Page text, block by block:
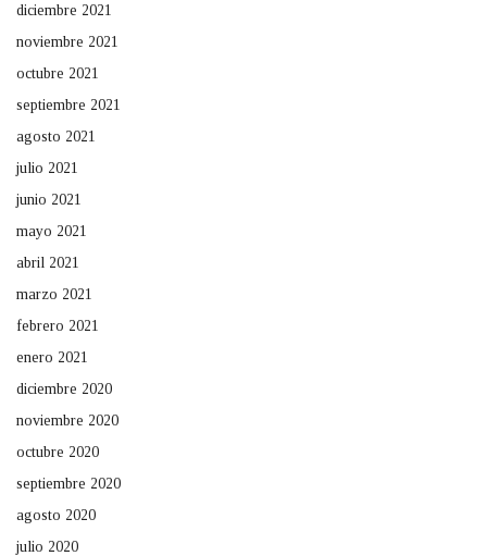
diciembre 2021
noviembre 2021
octubre 2021
septiembre 2021
agosto 2021
julio 2021
junio 2021
mayo 2021
abril 2021
marzo 2021
febrero 2021
enero 2021
diciembre 2020
noviembre 2020
octubre 2020
septiembre 2020
agosto 2020
julio 2020